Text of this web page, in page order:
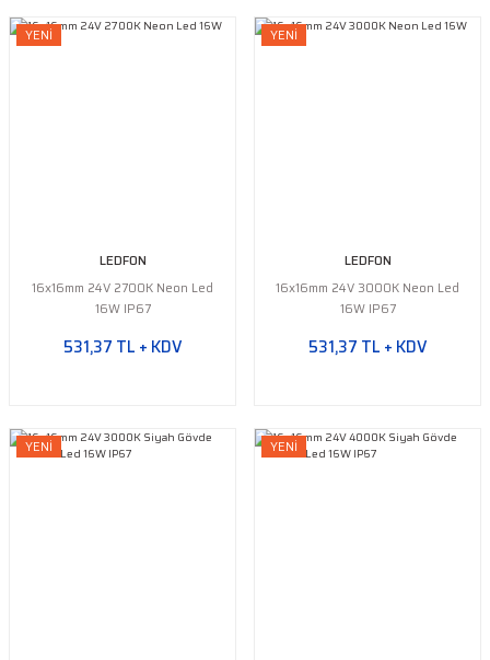
YENİ
LEDFON
16x16mm 24V 2700K Neon Led
16W IP67
531,37 TL + KDV
YENİ
LEDFON
16x16mm 24V 3000K Neon Led
16W IP67
531,37 TL + KDV
YENİ YENİ